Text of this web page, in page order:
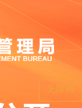
无障碍